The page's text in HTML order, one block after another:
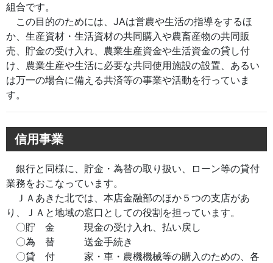
組合です。
この目的のためには、JAは営農や生活の指導をするほ
か、生産資材・生活資材の共同購入や農畜産物の共同販
売、貯金の受け入れ、農業生産資金や生活資金の貸し付
け、農業生産や生活に必要な共同使用施設の設置、あるい
は万一の場合に備える共済等の事業や活動を行っていま
す。
信用事業
銀行と同様に、貯金・為替の取り扱い、ローン等の貸付
業務をおこなっています。
ＪＡあきた北では、本店金融部のほか５つの支店があ
り、ＪＡと地域の窓口としての役割を担っています。
〇貯 金 現金の受け入れ、払い戻し
〇為 替 送金手続き
〇貸 付 家・車・農機機械等の購入のための、各